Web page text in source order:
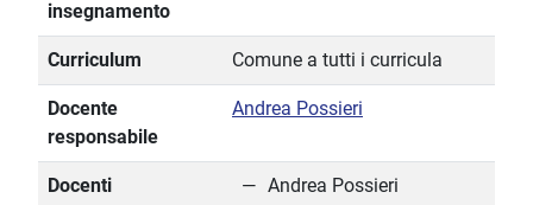
insegnamento
Curriculum Comune a tutti i curricula
Docente
responsabile
Andrea Possieri
Docenti Andrea Possieri